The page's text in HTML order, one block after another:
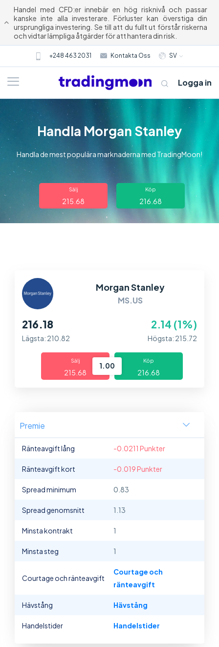
Handel med CFD:er innebär en hög risknivå och passar
kanske inte alla investerare. Förluster kan överstiga din
ursprungliga investering. Se till att du fullt ut förstår riskerna
och vidtar lämpliga åtgärder för att hantera din risk.
+248 463 2031 Kontakta Oss SV
Om oss
Information
Logga in
Handla Morgan Stanley
Handla de mest populära marknaderna med TradingMoon!
Sälj
215.68
Köp
216.68
Morgan Stanley
MS.US
216.18 2.14 (1%)
Lägsta: 210.82 Högsta: 215.72
Sälj
215.68
1.00
Köp
216.68
Premie
Ränteavgift lång -0.0211 Punkter
Ränteavgift kort -0.019 Punkter
Spread minimum 0.83
Spread genomsnitt 1.13
Minsta kontrakt 1
Minsta steg 1
Courtage och ränteavgift
Courtage och
ränteavgift
Hävstång Hävstång
Handelstider Handelstider